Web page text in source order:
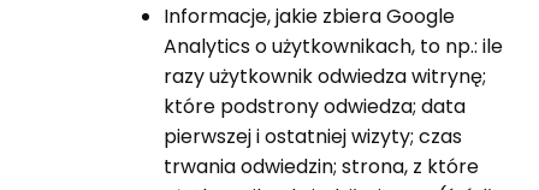
Informacje, jakie zbiera Google
Analytics o użytkownikach, to np.: ile
razy użytkownik odwiedza witrynę;
które podstrony odwiedza; data
pierwszej i ostatniej wizyty; czas
trwania odwiedzin; strona, z które